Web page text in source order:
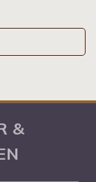
&